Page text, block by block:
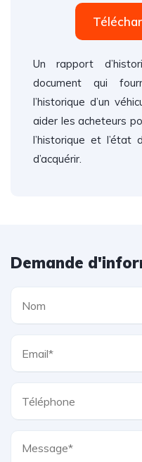
Un rapport
document qui
l’historique d’un
aider les acheteurs
l’historique et l’état
d’acquérir.
Demande